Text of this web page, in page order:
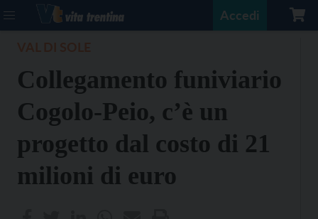
Accedi
Collegamento funiviario
Cogolo-Peio, c’è un
progetto dal costo di 21
milioni di euro